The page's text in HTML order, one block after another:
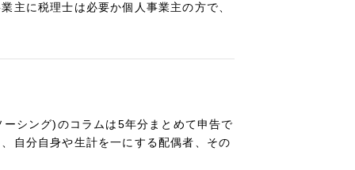
主に税理士は必要か個人事業主の方で、
シング)のコラムは5年分まとめて申告で
自分自身や生計を一にする配偶者、その